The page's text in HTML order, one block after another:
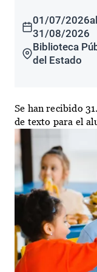
01/07/2026al
31/08/2026
Biblioteca
del Estado
Se han recibido
de texto para el